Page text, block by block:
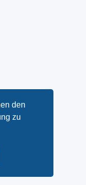
den
zu